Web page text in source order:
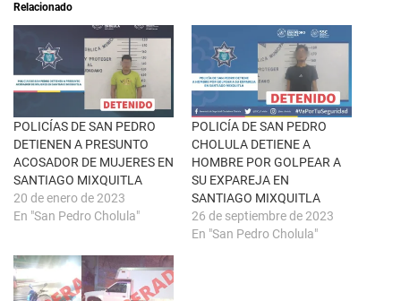
b
r
e
n
u
n
a
e
n
t
a
n
a
n
u
v
e
n
F
a
c
o
k
(
S
e
a
b
r
e
n
a
v
e
Relacionado
POLICÍAS DE SAN PEDRO
DETIENEN A PRESUNTO
ACOSADOR DE MUJERES EN
SANTIAGO MIXQUITLA
20 de enero de 2023
En "San Pedro Cholula"
POLICÍA DE SAN PEDRO
CHOLULA DETIENE A
HOMBRE POR GOLPEAR A
SU EXPAREJA EN
SANTIAGO MIXQUITLA
26 de septiembre de 2023
En "San Pedro Cholula"